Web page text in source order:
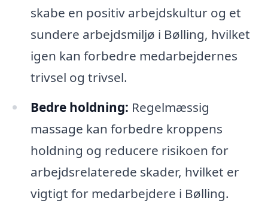
skabe en positiv arbejdskultur og et
sundere arbejdsmiljø i Bølling, hvilket
igen kan forbedre medarbejdernes
trivsel og trivsel.
Bedre holdning: Regelmæssig
massage kan forbedre kroppens
holdning og reducere risikoen for
arbejdsrelaterede skader, hvilket er
vigtigt for medarbejdere i Bølling.